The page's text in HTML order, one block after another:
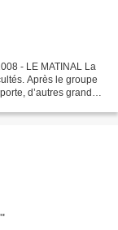
- LE MATINAL La
Après le groupe
d’autres grands